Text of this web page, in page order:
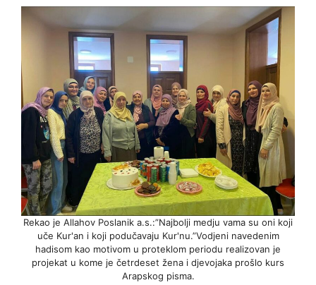
Rekao je Allahov Poslanik a.s.:”Najbolji medju vama su oni koji
uče Kur'an i koji podučavaju Kur'nu.”Vodjeni navedenim
hadisom kao motivom u proteklom periodu realizovan je
projekat u kome je četrdeset žena i djevojaka prošlo kurs
Arapskog pisma.